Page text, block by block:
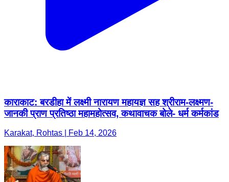
काराकाट: बरडीहा में लक्ष्मी नारायण महायज्ञ सह श्रीराम-लक्ष्मण-
जानकी प्राण प्रतिष्ठा महामहोत्सव, कथावाचक बोले- धर्म कर्मकांड
Karakat, Rohtas | Feb 14, 2026